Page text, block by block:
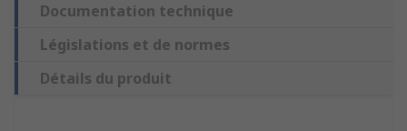
Documentation technique
Législations et de normes
Détails du produit